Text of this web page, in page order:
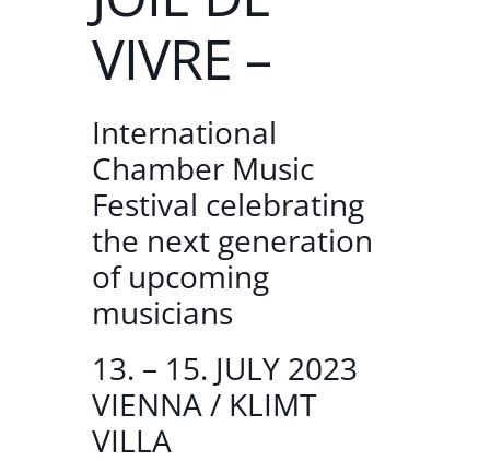
VIVRE –
International
Chamber Music
Festival celebrating
the next generation
of upcoming
musicians
13. – 15. JULY 2023
VIENNA / KLIMT
VILLA